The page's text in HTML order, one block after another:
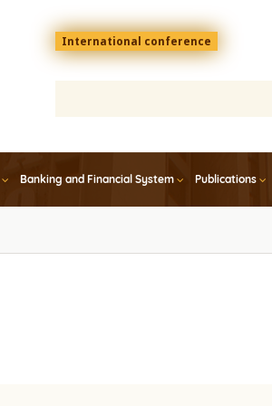
Menu
top
En
International conference
Banking and Financial System Publications